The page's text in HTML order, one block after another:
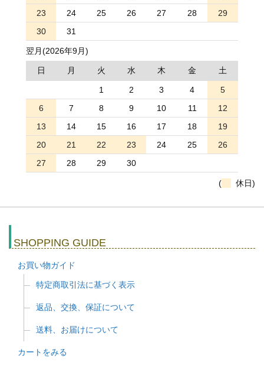
23
24 25 26 27 28
29
30
31
翌月(2026年9月)
日 月 火 水 木 金 土
1 2 3 4
5
6
7 8 9 10 11
12
13
14 15 16 17 18
19
20
21 22 23 24 25
26
27
28 29 30
( 休日)
SHOPPING GUIDE
お買い物ガイド
特定商取引法に基づく表示
返品、交換、保証について
送料、お届けについて
カートをみる